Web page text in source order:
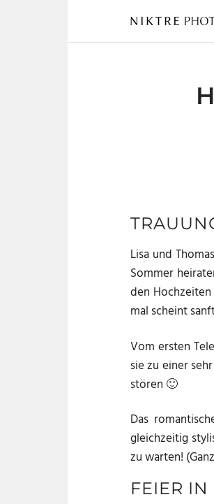
Lisa und
Sommer
den
mal scheint
Vom ersten
sie zu einer
stören 🙂
Das
gleichzeitig
zu warten!
FEIER